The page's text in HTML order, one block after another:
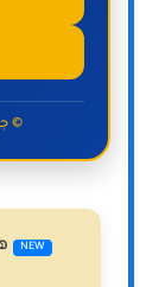
©
NEW